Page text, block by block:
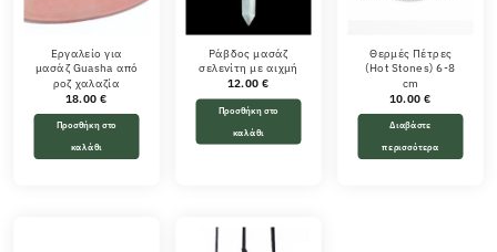
Εργαλείο για
μασάζ Guasha από
ροζ χαλαζία
18.00€
Προσθήκη στο
καλάθι
Ράβδος μασάζ
σελενίτη με αιχμή
12.00€
Προσθήκη στο
καλάθι
Θερμές Πέτρες
(Hot Stones) 6-8
cm
10.00€
Διαβάστε
περισσότερα